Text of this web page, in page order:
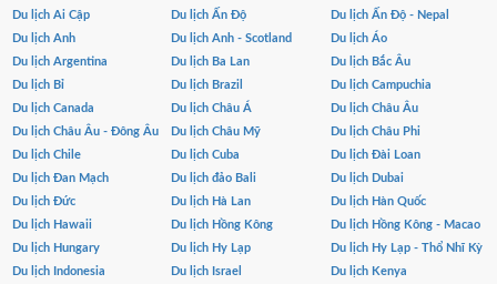
Du lịch Ai Cập Du lịch Ấn Độ
Du lịch Ấn Độ - Nepal
Du lịch Anh
Du lịch Anh - Scotland
Du lịch Áo
Du lịch Argentina
Du lịch Ba Lan
Du lịch Bắc Âu
Du lịch Bỉ
Du lịch Brazil
Du lịch Campuchia
Du lịch Canada
Du lịch Châu Á
Du lịch Châu Âu
Du lịch Châu Âu - Đông Âu
Du lịch Châu Mỹ
Du lịch Châu Phi
Du lịch Chile
Du lịch Cuba
Du lịch Đài Loan
Du lịch Đan Mạch
Du lịch đảo Bali
Du lịch Dubai
Du lịch Đức
Du lịch Hà Lan
Du lịch Hàn Quốc
Du lịch Hawaii
Du lịch Hồng Kông
Du lịch Hồng Kông - Macao
Du lịch Hungary
Du lịch Hy Lạp
Du lịch Hy Lạp - Thổ Nhĩ Kỳ
Du lịch Indonesia
Du lịch Israel
Du lịch Kenya